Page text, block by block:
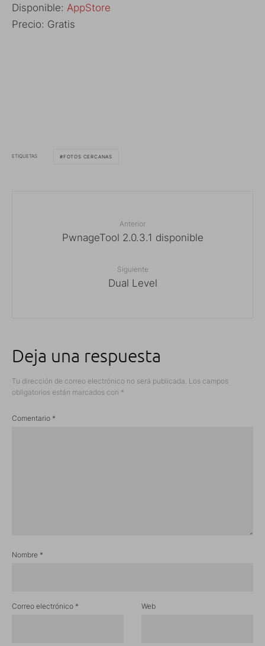
Disponible: AppStore
Precio: Gratis
ETIQUETAS FOTOS CERCANAS
Anterior
PwnageTool 2.0.3.1 disponible
Siguiente
Dual Level
Deja una respuesta
Tu dirección de correo electrónico no será publicada. Los campos
obligatorios están marcados con *
Comentario *
Nombre *
Correo electrónico * Web